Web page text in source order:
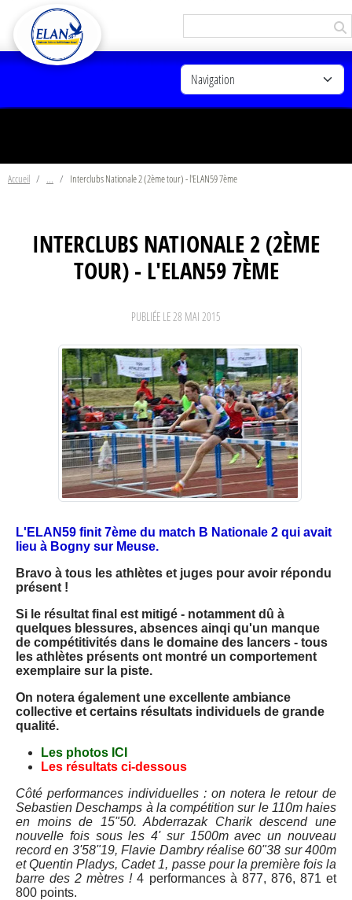
Accueil Interclubs Nationale 2 (2ème tour) - l'ELAN59 7ème
INTERCLUBS NATIONALE 2 (2ÈME
TOUR) - L'ELAN59 7ÈME
PUBLIÉE LE28 MAI 2015
L'ELAN59 finit 7ème du match B Nationale 2 qui avait
lieu à Bogny sur Meuse.
Bravo à tous les athlètes et juges pour avoir répondu
présent !
Si le résultat final est mitigé - notamment dû à
quelques blessures, absences ainqi qu'un manque
de compétitivités dans le domaine des lancers - tous
les athlètes présents ont montré un comportement
exemplaire sur la piste.
On notera également une excellente ambiance
collective et certains résultats individuels de grande
qualité.
Les photos ICI
Les résultats ci-dessous
Côté performances individuelles : on notera le retour de
Sebastien Deschamps à la compétition sur le 110m haies
en moins de 15"50. Abderrazak Charik descend une
nouvelle fois sous les 4' sur 1500m avec un nouveau
record en 3'58"19, Flavie Dambry réalise 60"38 sur 400m
et Quentin Pladys, Cadet 1, passe pour la première fois la
barre des 2 mètres !4 performances à 877, 876, 871 et
800 points.
Panneau de gestion des cookies